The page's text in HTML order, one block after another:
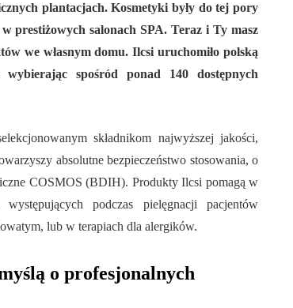
plantacjach. Kosmetyki były do tej pory
prestiżowych salonach SPA. Teraz i Ty masz
we własnym domu. Ilcsi uruchomiło polską
spośród ponad 140 dostępnych
składnikom najwyższej jakości,
absolutne bezpieczeństwo stosowania, o
COSMOS (BDIH). Produkty Ilcsi pomagą w
podczas pielęgnacji pacjentów
lub w terapiach dla alergików.
o profesjonalnych